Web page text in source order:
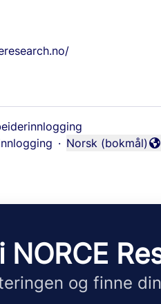
·
Endre språk
Norsk (bokmål)
og finne